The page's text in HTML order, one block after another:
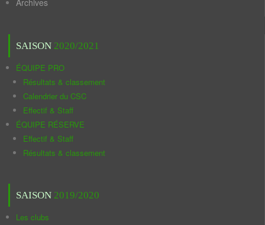
Archives
SAISON 2020/2021
ÉQUIPE PRO
Résultats & classement
Calendrier du CSC
Effectif & Staff
ÉQUIPE RÉSERVE
Effectif & Staff
Résultats & classement
SAISON 2019/2020
Les clubs